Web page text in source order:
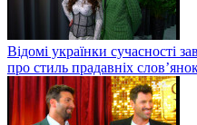
Відомі українки сучасності
про стиль прадавніх